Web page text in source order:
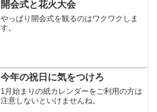
開会式と花火大会
やっぱり開会式を観るのはワクワクしま
す。
今年の祝日に気をつけろ
1月始まりの紙カレンダーをご利用の方は
注意しないといけませんね。